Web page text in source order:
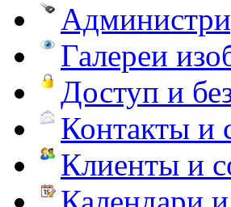
Галереи
Доступ и
Контакты и
Клиенты и